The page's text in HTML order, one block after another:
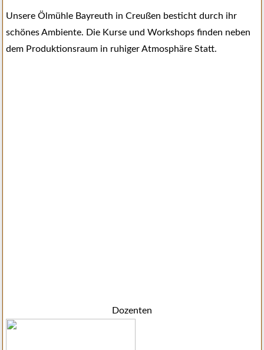
Unsere Ölmühle Bayreuth in Creußen besticht durch ihr
schönes Ambiente. Die Kurse und Workshops finden neben
dem Produktionsraum in ruhiger Atmosphäre Statt.
Dozenten